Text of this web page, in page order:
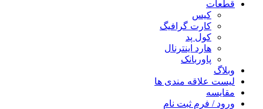
قطعات
کیس
کارت گرافیگ
کول پد
هارد اینترنال
پاوربانک
وبلاگ
لیست علاقه مندی ها
مقایسه
ورود / فرم ثبت نام